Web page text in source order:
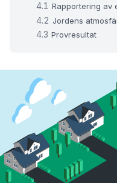
Rapportering av
Jordens
Provresultat